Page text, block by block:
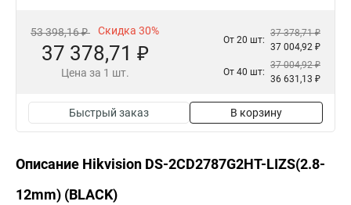
53 398,16 ₽ Скидка 30%
37 378,71 ₽
Цена за 1 шт.
От 20 шт:
37 378,71 ₽
37 004,92 ₽
От 40 шт:
37 004,92 ₽
36 631,13 ₽
Быстрый заказ В корзину
Описание Hikvision DS-2CD2787G2HT-LIZS(2.8-
12mm) (BLACK)